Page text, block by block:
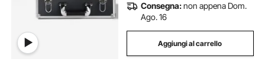
Consegna:non appena Dom.
Ago. 16
Aggiungi al carrello